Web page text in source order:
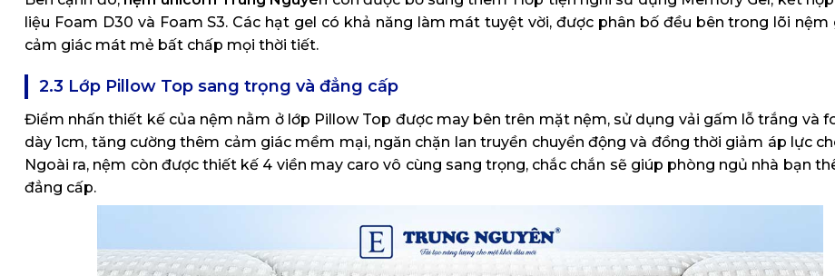
liệu Foam D30 và Foam S3. Các hạt gel có khả năng làm mát tuyệt vời, được phân bố đều bên trong lõi nệm
cảm giác mát mẻ bất chấp mọi thời tiết.
2.3 Lớp Pillow Top sang trọng và đẳng cấp
Điểm nhấn thiết kế của nệm nằm ở lớp Pillow Top được may bên trên mặt nệm, sử dụng vải gấm lỗ trắng và
dày 1cm, tăng cường thêm cảm giác mềm mại, ngăn chặn lan truyền chuyển động và đồng thời giảm áp lực
Ngoài ra, nệm còn được thiết kế 4 viền may caro vô cùng sang trọng, chắc chắn sẽ giúp phòng ngủ nhà bạn
đẳng cấp.